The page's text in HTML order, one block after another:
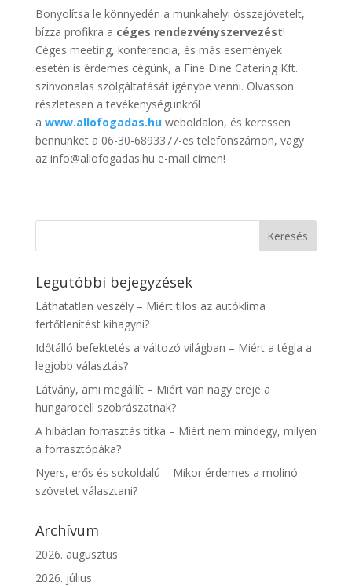
Bonyolítsa le könnyedén a munkahelyi összejövetelt,
bízza profikra a céges rendezvényszervezést!
Céges meeting, konferencia, és más események
esetén is érdemes cégünk, a Fine Dine Catering Kft.
színvonalas szolgáltatását igénybe venni. Olvasson
részletesen a tevékenységünkről
a www.allofogadas.huweboldalon, és keressen
bennünket a 06-30-6893377-es telefonszámon, vagy
az info@allofogadas.hu e-mail címen!
Legutóbbi bejegyzések
Láthatatlan veszély – Miért tilos az autóklíma
fertőtlenítést kihagyni?
Időtálló befektetés a változó világban – Miért a tégla a
legjobb választás?
Látvány, ami megállít – Miért van nagy ereje a
hungarocell szobrászatnak?
A hibátlan forrasztás titka – Miért nem mindegy, milyen
a forrasztópáka?
Nyers, erős és sokoldalú – Mikor érdemes a molinó
szövetet választani?
Archívum
2026. augusztus
2026. július